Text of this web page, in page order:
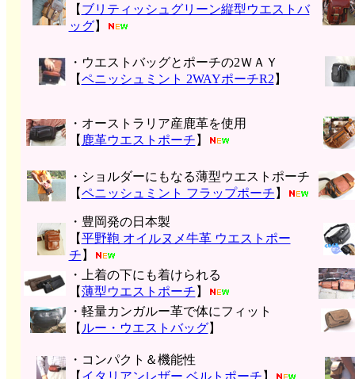
【 ブリティッシュグリーン縦型ウエストバ
ッグ】
・ウエストバッグとポーチの2ＷＡＹ
【ペニッシュミント 2WAYポーチR2 】
・オーストラリア産鹿革を使用
【 鹿革ウエストポーチ 】
・ショルダーにもなる薄型ウエストポーチ
【ペニッシュミント フラップポーチ 】
・豊岡発の日本製
【平野鞄 オイルヌメ牛革 ウエストポー
チ 】
・上着の下にも着けられる
【薄型ウエストポーチ 】
・軽量カンガルー革で体にフィット
【 ルー・ウエストバッグ】
・コンパクト＆機能性
【 イタリアンレザー ベルトポーチ 】